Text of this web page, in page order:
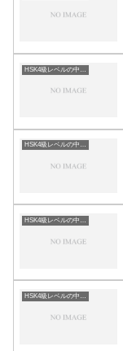
HSK4級レベルの中国語
HSK4級レベルの中国語
HSK4級レベルの中国語